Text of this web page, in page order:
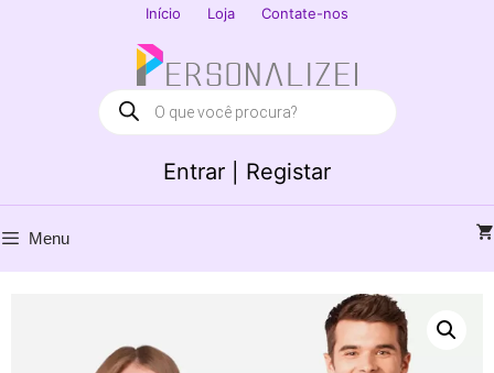
Início Loja Contate-nos
Entrar | Registar
Products
search
Menu